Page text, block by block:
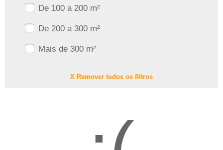
De 100 a 200 m²
De 200 a 300 m²
Mais de 300 m²
X Remover todos os filtros